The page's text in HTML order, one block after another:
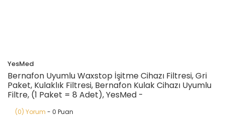
YesMed
Bernafon Uyumlu Waxstop İşitme Cihazı Filtresi, Gri
Paket, Kulaklık Filtresi, Bernafon Kulak Cihazı Uyumlu
Filtre, (1 Paket = 8 Adet), YesMed -
(0) Yorum - 0 Puan